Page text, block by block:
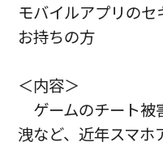
モバイルアプリの
お持ちの方
＜内容＞
ゲームのチート
洩など、近年スマホ